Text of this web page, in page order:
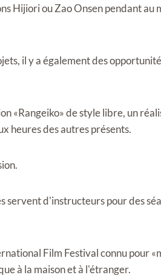
Hijiori ou Zao Onsen pendant au
il y a également des
«Rangeiko» de style libre, un
heures des autres présents.
servent d'instructeurs pour des
Film Festival connu pour
à la maison et à l'étranger.